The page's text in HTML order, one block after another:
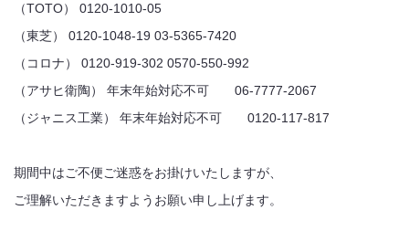
（TOTO） 0120-1010-05
（東芝） 0120-1048-19 03-5365-7420
（コロナ） 0120-919-302 0570-550-992
（アサヒ衛陶） 年末年始対応不可 06-7777-2067
（ジャニス工業） 年末年始対応不可 0120-117-817
期間中はご不便ご迷惑をお掛けいたしますが、
ご理解いただきますようお願い申し上げます。